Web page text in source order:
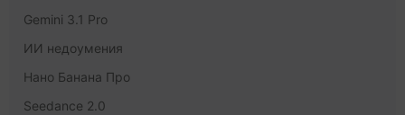
Gemini 3.1 Pro
ИИ недоумения
Нано Банана Про
Seedance 2.0